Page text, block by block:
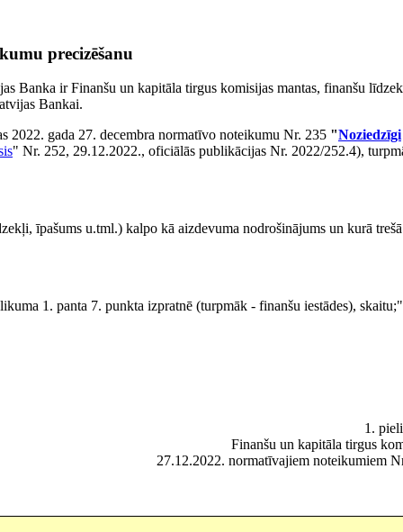
precizēšanu
Banka ir Finanšu un kapitāla tirgus komisijas mantas, finanšu
Bankai.
gada 27. decembra normatīvo noteikumu Nr. 235 "Noziedzīgi
" Nr. 252, 29.12.2022., oficiālās publikācijas Nr. 2022/252.4),
īpašums u.tml.) kalpo kā aizdevuma nodrošinājums un kurā trešā
1. panta 7. punkta izpratnē (turpmāk - finanšu iestādes),
1.
Finanšu un kapitāla tirgus
27.12.2022. normatīvajiem noteikumiem